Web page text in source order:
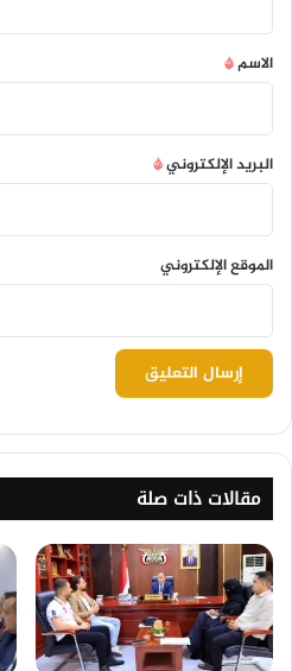
*
الاسم*
البريد الإلكتروني*
الموقع الإلكتروني
مقالات ذات صلة